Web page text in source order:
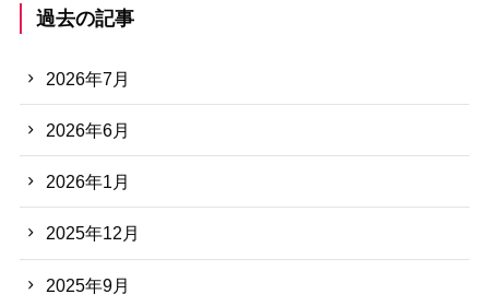
過去の記事
2026年7月
2026年6月
2026年1月
2025年12月
2025年9月